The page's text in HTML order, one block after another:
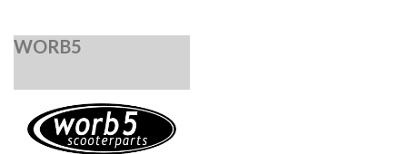
WORB5